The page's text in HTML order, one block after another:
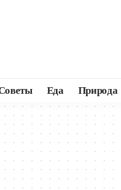
Еда Природа